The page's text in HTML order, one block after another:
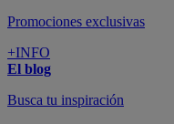
Promociones exclusivas
+INFO
El blog
Busca tu inspiración